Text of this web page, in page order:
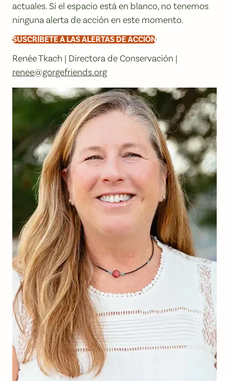
actuales. Si el espacio está en blanco, no tenemos
ninguna alerta de acción en este momento.
SUSCRÍBETE A LAS ALERTAS DE ACCIÓN
Renée Tkach | Directora de Conservación |
renee@gorgefriends.org